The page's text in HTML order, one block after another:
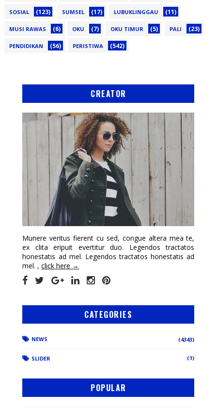
SOSIAL (123) SUMSEL (17) LUBUKLINGGAU (11)
MUSI RAWAS (6) OKU (7) OKU TIMUR (5) PALI (23)
PENDIDIKAN (56) PERISTIWA (542)
CREATOR
Munere veritus fierent cu sed, congue altera mea te,
ex clita eripuit evertitur duo. Legendos tractatos
honestatis ad mel. Legendos tractatos honestatis ad
mel. ,click here →
CATEGORIES
NEWS (4343)
SLIDER (1)
POPULAR